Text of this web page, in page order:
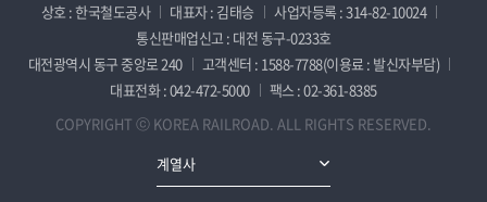
상호 : 한국철도공사 대표자 : 김태승
사업자등록 : 314-82-10024
통신판매업신고 : 대전 동구-0233호
대전광역시 동구 중앙로 240
고객센터 : 1588-7788(이용료 : 발신자부담)
대표전화 : 042-472-5000
팩스 : 02-361-8385
COPYRIGHT ⓒ KOREA RAILROAD. ALL RIGHTS RESERVED.
계열사